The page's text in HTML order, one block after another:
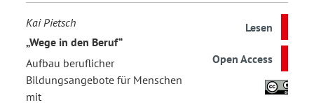
Kai Pietsch
„Wege in den Beruf“
Aufbau beruflicher
Bildungsangebote für Menschen
mit
Lesen
Open Access